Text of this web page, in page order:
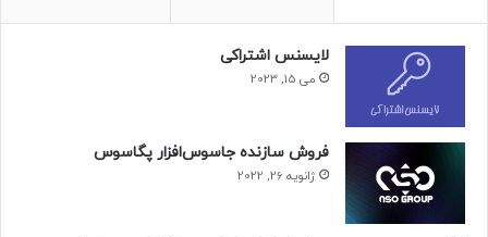
لایسنس اشتراکی
می 15, 2023
فروش سازنده جاسوس‌افزار پگاسوس
ژانویه 26, 2022